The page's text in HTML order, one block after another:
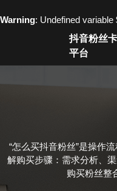
Warning: Undefined variable
抖音粉丝
平台
“怎么买抖音粉丝”是操作
解购买步骤：需求分析、
购买粉丝整